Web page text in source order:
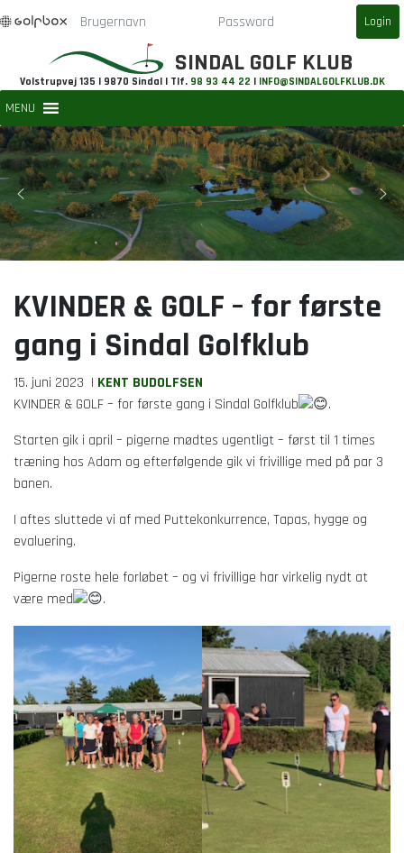
SINDAL GOLF KLUB
Volstrupvej 135 | 9870 Sindal | Tlf. 98 93 44 22 | INFO@SINDALGOLFKLUB.DK
MENU
KVINDER & GOLF – for første
gang i Sindal Golfklub
15. juni 2023 | KENT BUDOLFSEN
KVINDER & GOLF – for første gang i Sindal Golfklub
.
Starten gik i april – pigerne mødtes ugentligt – først til 1 times
træning hos Adam og efterfølgende gikvi frivillige med på par 3
banen.
I aftes sluttede vi af med Puttekonkurrence, Tapas, hygge og
evaluering.
Pigerne roste hele forløbet – og vi frivillige har virkelig nydt at
være med
.